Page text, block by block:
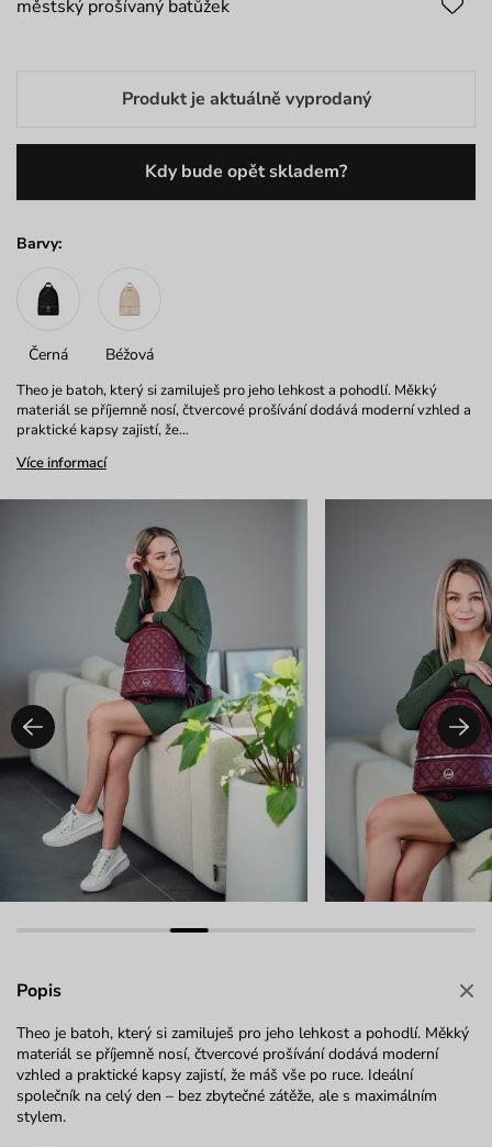
městský prošívaný batůžek
Produkt je aktuálně vyprodaný
Kdy bude opět skladem?
Barvy:
Černá Béžová
Theo je batoh, který si zamiluješ pro jeho lehkost a pohodlí. Měkký
materiál se příjemně nosí, čtvercové prošívání dodává moderní vzhled a
praktické kapsy zajistí, že…
Více informací
Popis
Theo je batoh, který si zamiluješ pro jeho lehkost a pohodlí. Měkký
materiál se příjemně nosí, čtvercové prošívání dodává moderní
vzhled a praktické kapsy zajistí, že máš vše po ruce. Ideální
společník na celý den – bez zbytečné zátěže, ale s maximálním
stylem.